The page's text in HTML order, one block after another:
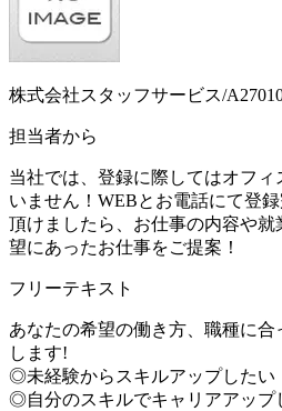
株式会社スタッフサービス/
担当者から
当社では、登録に際してはオフ
いません！WEBとお電話にて登
頂けましたら、お仕事の内容や
望にあったお仕事をご提案！
フリーテキスト
あなたの希望の働き方、職種に合
します!
◎未経験からスキルアップしたい
◎自分のスキルでキャリアアップ